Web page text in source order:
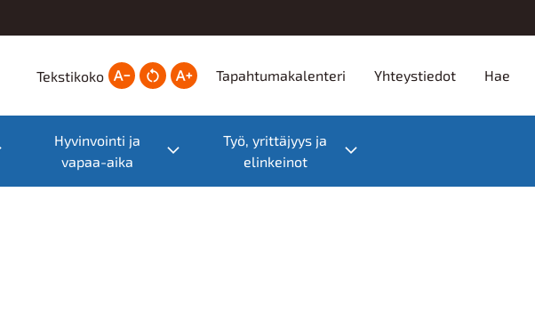
Tekstikoko Tapahtumakalenteri Yhteystiedot Hae
Toggle submenu
Hyvinvointi ja
vapaa-aika
Toggle submenu
Työ, yrittäjyys ja
elinkeinot
Toggle submenu